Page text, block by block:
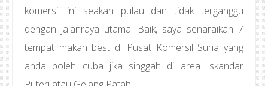
komersil ini seakan pulau dan tidak terganggu
dengan jalanraya utama. Baik, saya senaraikan 7
tempat makan best di Pusat Komersil Suria yang
anda boleh cuba jika singgah di area Iskandar